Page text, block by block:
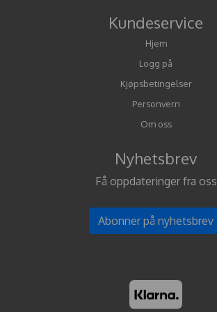
Kundeservice
Hjem
Logg på
Kjøpsbetingelser
Personvern
Om oss
Nyhetsbrev
Få oppdateringer fra oss
Abonner på nyhetsbrev